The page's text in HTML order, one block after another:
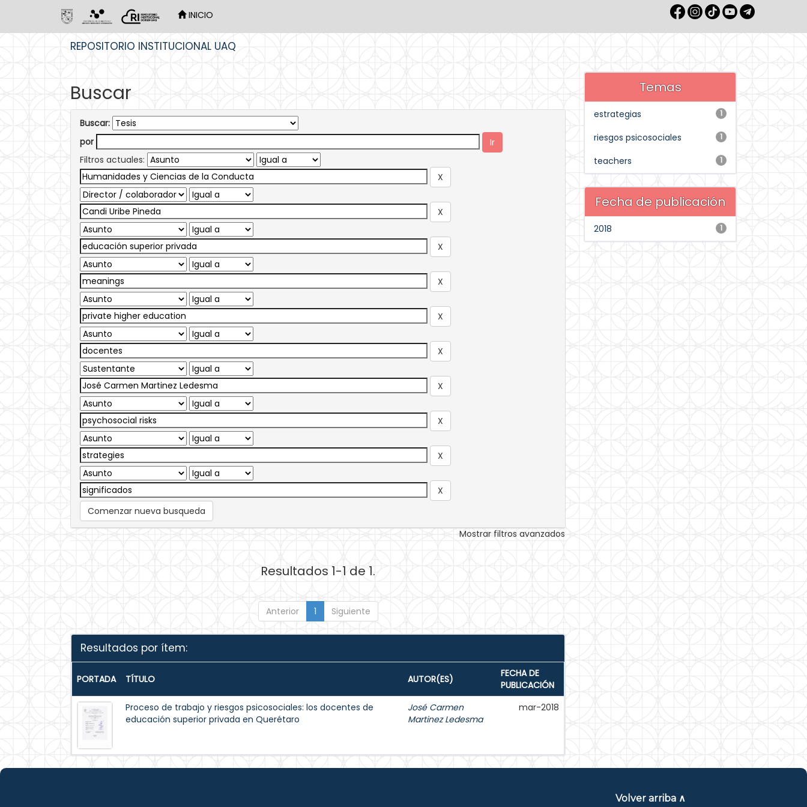
INICIO
REPOSITORIO INSTITUCIONAL UAQ
Buscar
Buscar:
por
Filtros actuales:
Comenzar nueva busqueda
Mostrar filtros avanzados
Resultados 1-1 de 1.
Anterior 1 Siguiente
Resultados por ítem:
PORTADA TÍTULO AUTOR(ES)
FECHA DE
PUBLICACIÓN
Proceso de trabajo y riesgos psicosociales: los docentes de
educación superior privada en Querétaro
José Carmen
Martinez Ledesma
mar-2018
Temas
1
estrategias
1
riesgos psicosociales
1
teachers
Fecha de publicación
1
2018
Volver arriba ∧